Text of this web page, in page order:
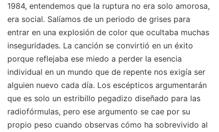
1984, entendemos que la ruptura no era solo amorosa,
era social. Salíamos de un periodo de grises para
entrar en una explosión de color que ocultaba muchas
inseguridades. La canción se convirtió en un éxito
porque reflejaba ese miedo a perder la esencia
individual en un mundo que de repente nos exigía ser
alguien nuevo cada día. Los escépticos argumentarán
que es solo un estribillo pegadizo diseñado para las
radiofórmulas, pero ese argumento se cae por su
propio peso cuando observas cómo ha sobrevivido al